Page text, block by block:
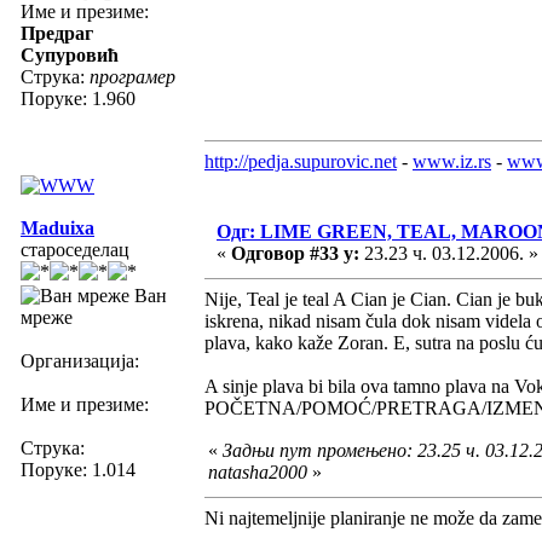
Име и презиме:
Предраг
Супуровић
Струка: програмер
Поруке: 1.960
http://pedja.supurovic.net - www.iz.rs -
Maduixa
староседелац
Ван
мреже
Организација:
Име и презиме:
Струка:
Поруке: 1.014
Одг: LIME GREEN, TEAL,
« Одговор #33 у: 23.23 ч. 03.12.2006. »
Nije, Teal je teal A Cian je Cian. Cian je
iskrena, nikad nisam čula dok nisam
plava, kako kaže Zoran. E, sutra na poslu
A sinje plava bi bila ova tamno plava na
POČETNA/POMOĆ/PRETRAGA/
« Задњи пут промењено: 23.25 ч.
natasha2000 »
Ni najtemeljnije planiranje ne može da